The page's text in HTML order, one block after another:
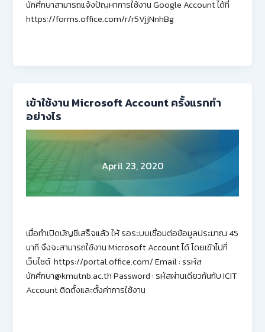
นักศึกษาสามารถแจ้งปัญหาการใช้งาน Google Account ได้ที่
https://forms.office.com/r/r5VjjNnhBg
เข้าใช้งาน Microsoft Account ครั้งแรกทำ
อย่างไร
April 23, 2020
เมื่อทำเปิดบัญชีเสร็จแล้ว ให้ รอระบบเชื่อมต่อข้อมูลประมาณ 45
นาที จึงจะสามารถใช้งาน Microsoft Account ได้ โดยเข้าไปที่
เว็บไซต์ https://portal.office.com/ Email : sรหัส
นักศึกษา@kmutnb.ac.th Password : รหัสผ่านเดียวกันกับ ICIT
Account ติดตั้งและตั้งค่าการใช้งาน